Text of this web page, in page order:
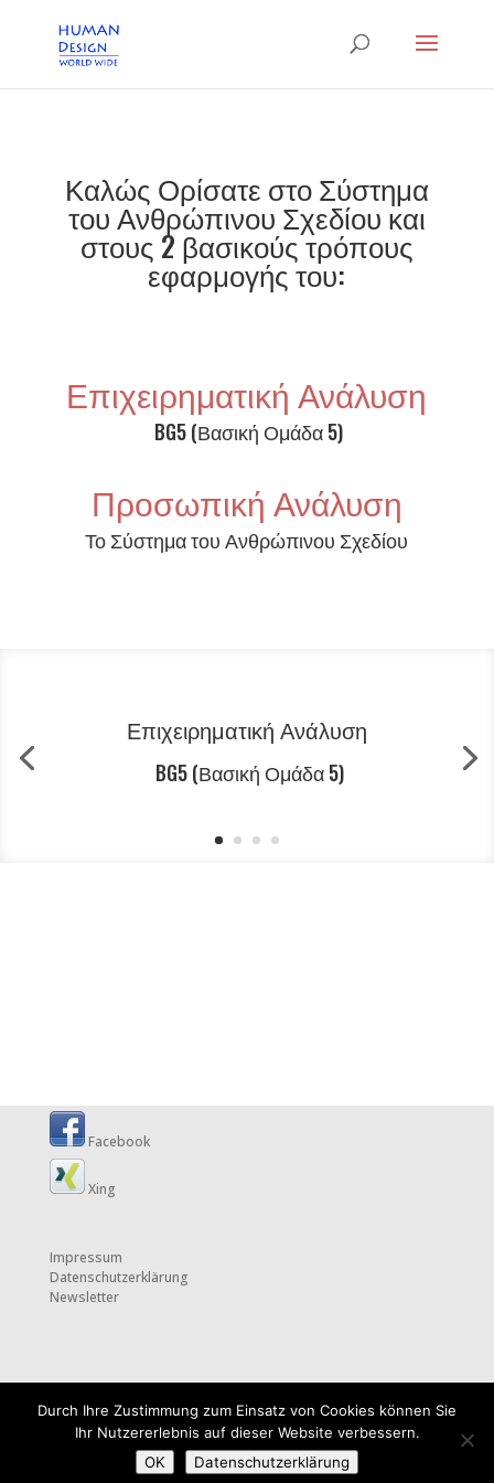
Καλώς Ορίσατε στο Σύστημα
του Ανθρώπινου Σχεδίου και
στους 2 βασικούς τρόπους
εφαρμογής του:
Επιχειρηματική Ανάλυση
BG5 (Βασική Ομάδα 5)
Προσωπική Ανάλυση
Το Σύστημα του Ανθρώπινου Σχεδίου
Επιχειρηματική Ανάλυση
BG5 (Βασική Ομάδα 5)
Facebook
Xing
Impressum
Datenschutzerklärung
Newsletter
Durch Ihre Zustimmung zum Einsatz von Cookies können Sie
Ihr Nutzererlebnis auf dieser Website verbessern.
OK
Datenschutzerklärung